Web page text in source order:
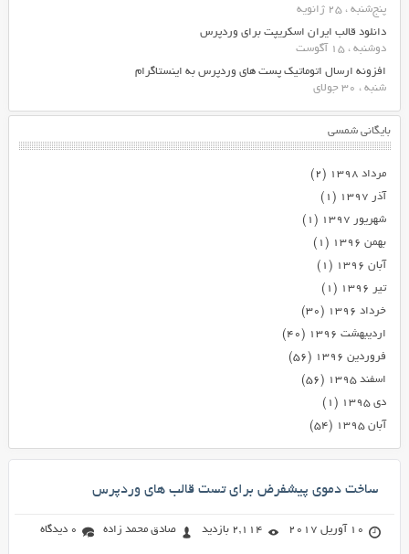
پنج‌شنبه ، 25 ژانویه
دانلود قالب ایران اسکریپت برای وردپرس
دوشنبه ، 15 آگوست
افزونه ارسال اتوماتیک پست های وردپرس به اینستاگرام
شنبه ، 30 جولای
بایگانی شمسی
مرداد ۱۳۹۸
(۲)
آذر ۱۳۹۷
(۱)
شهریور ۱۳۹۷
(۱)
بهمن ۱۳۹۶
(۱)
آبان ۱۳۹۶
(۱)
تیر ۱۳۹۶
(۱)
خرداد ۱۳۹۶
(۳۰)
اردیبهشت ۱۳۹۶
(۴۰)
فروردین ۱۳۹۶
(۵۶)
اسفند ۱۳۹۵
(۵۶)
دی ۱۳۹۵
(۱)
آبان ۱۳۹۵
(۵۴)
ساخت دموی پیشفرض برای تست قالب های وردپرس
10 آوریل 2017 2,114 بازدید صادق محمد زاده 0 دیدگاه